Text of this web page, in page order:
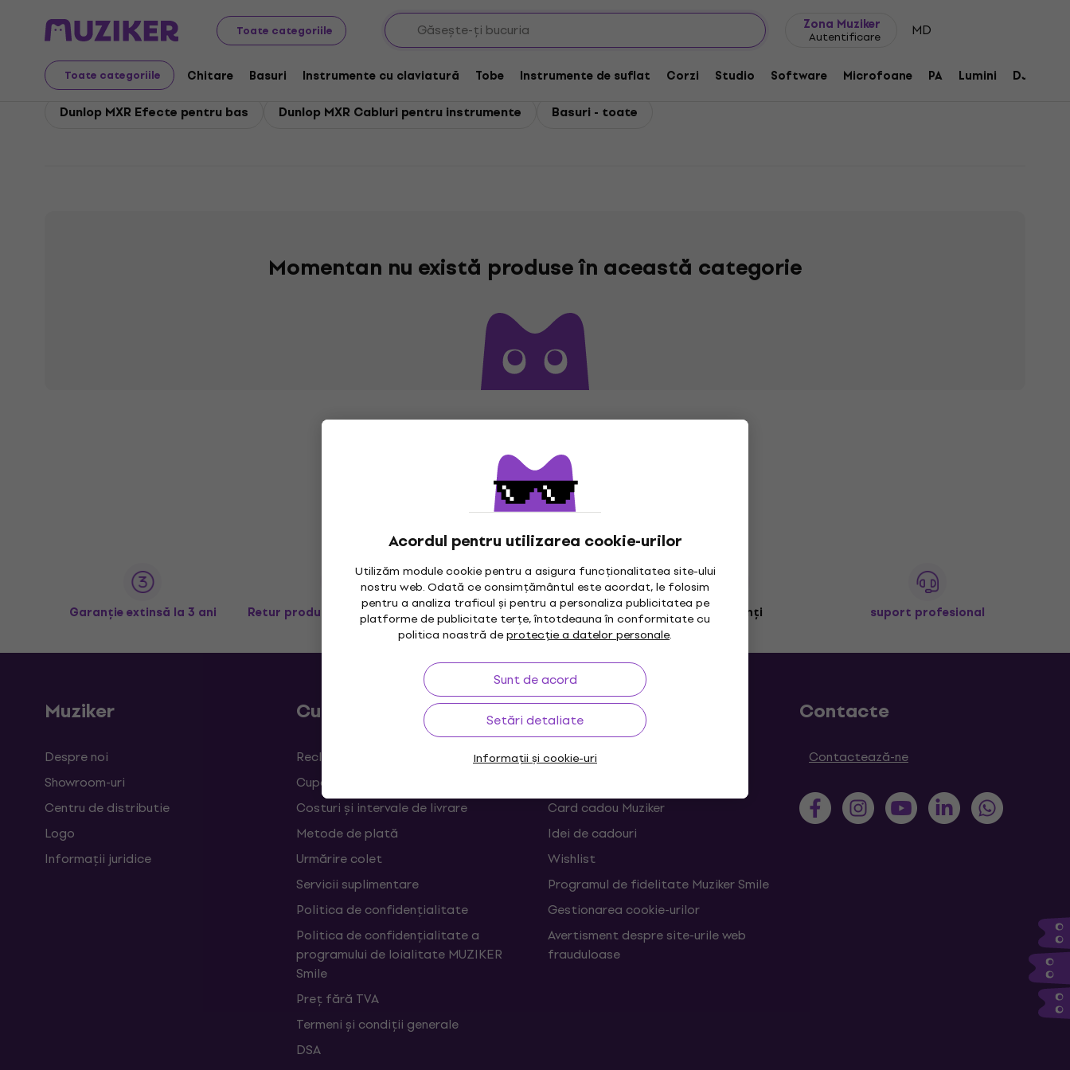
Toate categoriile
Zona Muziker
Autentificare MD
Toate categoriile Chitare Basuri Instrumente cu claviatură Tobe Instrumente de suflat Corzi Studio Software Microfoane PA Lumini DJ
Acordul pentru utilizarea cookie-urilor
Utilizăm module cookie pentru a asigura funcționalitatea site-ului
nostru web. Odată ce consimțământul este acordat, le folosim
pentru a analiza traficul și pentru a personaliza publicitatea pe
platforme de publicitate terțe, întotdeauna în conformitate cu
politica noastră deprotecție a datelor personale.
Sunt de acord
Setări detaliate
Informații și cookie-uri
Dunlop MXR Dunlop MXR Basuri
Dunlop MXR Basuri
Dunlop MXR Efecte pentru bas Dunlop MXR Cabluri pentru instrumente Basuri - toate
Momentan nu există produse în această categorie
Garanție extinsă la 3 ani Retur produse în maxim 30 zile Garanția prețului 3M+ clienți suport profesional
Muziker
Despre noi
Showroom-uri
Centru de distributie
Logo
Informații juridice
Cumpărare
Reclamații și retrageri din contract
Cupoane
Costuri și intervale de livrare
Metode de plată
Urmărire colet
Servicii suplimentare
Politica de confidențialitate
Politica de confidențialitate a
programului de loialitate MUZIKER
Smile
Preț fără TVA
Termeni și condiții generale
DSA
Linkuri utile
FAQ - Întrebări frecvente
Card cadou Muziker
Idei de cadouri
Wishlist
Programul de fidelitate Muziker Smile
Gestionarea cookie-urilor
Avertisment despre site-urile web
frauduloase
Contacte
Contactează-ne